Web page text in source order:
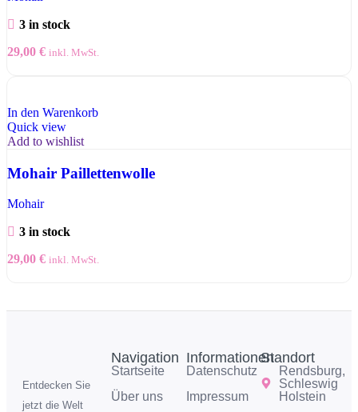
3 in stock
29,00 € inkl. MwSt.
In den Warenkorb
Quick view
Add to wishlist
Mohair Paillettenwolle
Mohair
3 in stock
29,00 € inkl. MwSt.
Entdecken Sie
jetzt die Welt
Navigation
Startseite
Über uns
Informationen
Datenschutz
Impressum
Standort
Rendsburg,
Schleswig
Holstein